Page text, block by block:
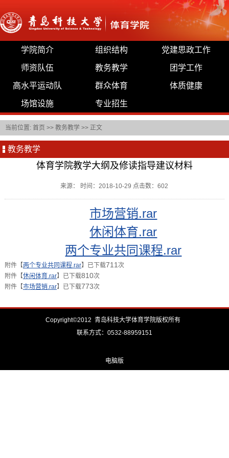
学院简介 组织结构 党建思政工作
师资队伍 教务教学 团学工作
高水平运动队 群众体育 体质健康
场馆设施 专业招生
当前位置: 首页 >> 教务教学 >> 正文
教务教学
体育学院教学大纲及修读指导建议材料
来源： 时间：2018-10-29 点击数：602
市场营销.rar
休闲体育.rar
两个专业共同课程.rar
附件【两个专业共同课程.rar】已下载711 次
附件【休闲体育.rar】已下载810次
附件【市场营销.rar】已下载773次
Copyright©2012 青岛科技大学体育学院版权所有
联系方式：0532-88959151
电脑版